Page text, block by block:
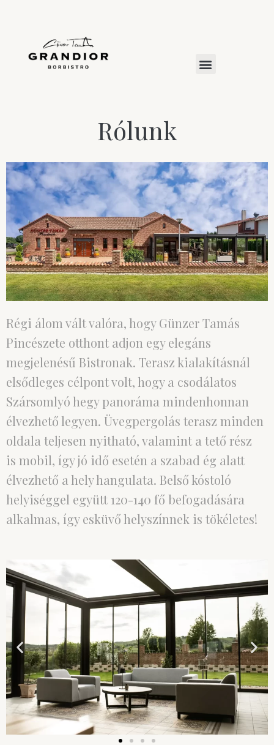
Rólunk
Régi álom vált valóra, hogy Günzer Tamás
Pincészete otthont adjon egy elegáns
megjelenésű Bistronak. Terasz kialakításnál
elsődleges célpont volt, hogy a csodálatos
Szársomlyó hegy panoráma mindenhonnan
élvezhető legyen. Üvegpergolás terasz minden
oldala teljesen nyitható, valamint a tető rész
is mobil, így jó idő esetén a szabad ég alatt
élvezhető a hely hangulata. Belső kóstoló
helyiséggel együtt 120-140 fő befogadására
alkalmas, így esküvő helyszínnek is tökéletes!